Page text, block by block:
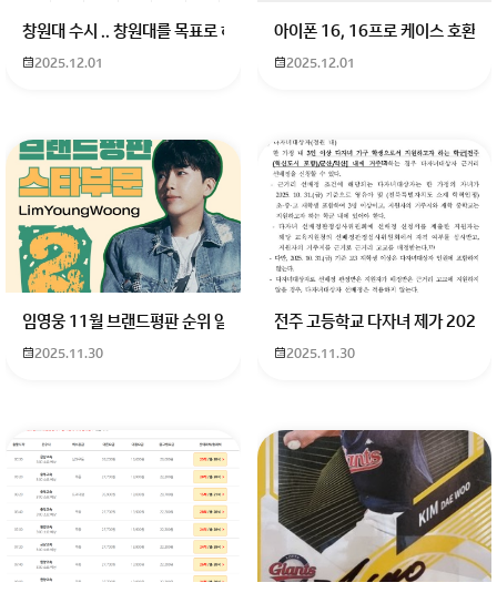
창원대 수시 .. 창원대를 목표로 하고 있는 09년생입니다 지금 제 내신이 5
2025.12.01
아이폰 16, 16프로 케이스 호환
2025.12.01
임영웅 11월 브랜드평판 순위 알고싶어요 임영웅 11월 브랜드평판에서
2025.11.30
전주 고등학교 다자녀 제가 2027
2025.11.30